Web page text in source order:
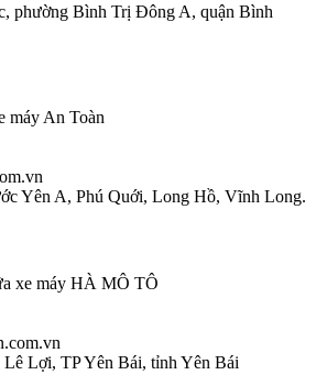
phường Bình Trị Đông A, quận Bình
máy An Toàn
Yên A, Phú Quới, Long Hồ, Vĩnh Long.
xe máy HÀ MÔ TÔ
Lê Lợi, TP Yên Bái, tỉnh Yên Bái